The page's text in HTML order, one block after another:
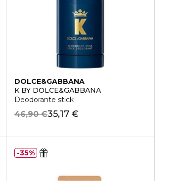
DOLCE&GABBANA
K BY DOLCE&GABBANA
Deodorante stick
35,17 €
46,90 €
35%